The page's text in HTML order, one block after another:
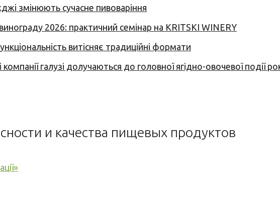
змінюють сучасне пивоваріння
2026: практичний семінар на KRITSKI WINERY
витісняє традиційні формати
галузі долучаються до головної ягідно-овочевої події
и качества пищевых продуктов